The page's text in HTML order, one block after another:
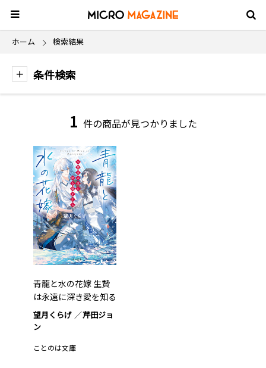
ホーム 検索結果
条件検索
1 件の商品が見つかりました
青龍と水の花嫁 生贄
は永遠に深き愛を知る
望月くらげ
芹田ジョ
ン
ことのは文庫